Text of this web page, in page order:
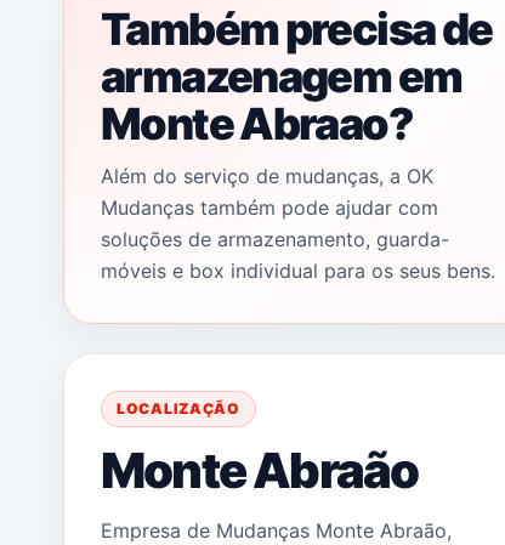
Também precisa de
armazenagem em
Monte Abraao?
Além do serviço de mudanças, a OK
Mudanças também pode ajudar com
soluções de armazenamento, guarda-
móveis e box individual para os seus bens.
LOCALIZAÇÃO
Monte Abraão
Empresa de Mudanças Monte Abraão,